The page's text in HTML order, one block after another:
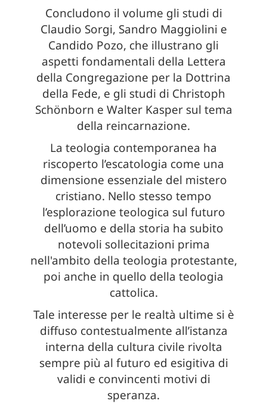
Concludono il volume gli studi di
Claudio Sorgi, Sandro Maggiolini e
Candido Pozo, che illustrano gli
aspetti fondamentali della Lettera
della Congregazione per la Dottrina
della Fede, e gli studi di Christoph
Schönborn e Walter Kasper sul tema
della reincarnazione.
La teologia contemporanea ha
riscoperto l’escatologia come una
dimensione essenziale del mistero
cristiano. Nello stesso tempo
l’esplorazione teologica sul futuro
dell’uomo e della storia ha subito
notevoli sollecitazioni prima
nell'ambito della teologia protestante,
poi anche in quello della teologia
cattolica.
Tale interesse per le realtà ultime si è
diffuso contestualmente all’istanza
interna della cultura civile rivolta
sempre più al futuro ed esigitiva di
validi e convincenti motivi di
speranza.